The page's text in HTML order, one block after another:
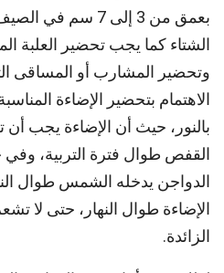
الشتاء كما يجب تحضير العلبة
وتحضير المشارب أو المساقى
الاهتمام بتحضير الإضاءة
القفص طوال فترة التربية، وفي
الدواجن يدخله الشمس طوال
الإضاءة طوال النهار، حتى لا
الزائدة.